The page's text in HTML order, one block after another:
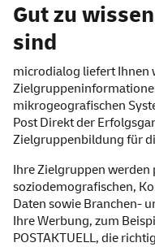
Gut zu
sind
microdialog liefert Ihnen
mikrogeografischen
Post Direkt der
Zielgruppenbildung für
Ihre Zielgruppen werden
soziodemografischen,
Daten sowie Branchen-
Ihre Werbung, zum
POSTAKTUELL, die